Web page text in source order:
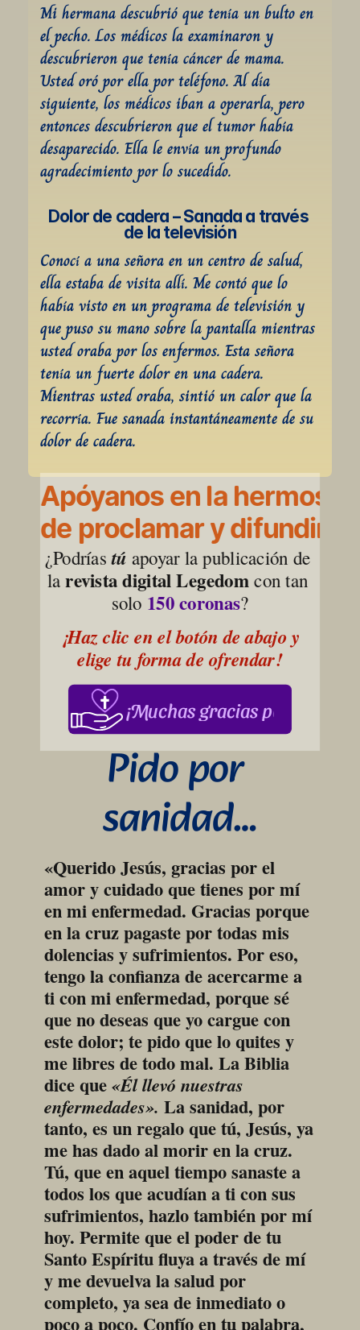
Mi hermana descubrió que tenía un bulto en
el pecho. Los médicos la examinaron y
descubrieron que tenía cáncer de mama.
Usted oró por ella por teléfono. Al día
siguiente, los médicos iban a operarla, pero
entonces descubrieron que el tumor había
desaparecido. Ella le envía un profundo
agradecimiento por lo sucedido.
Dolor de cadera – Sanada a través
de la televisión
Conocí a una señora en un centro de salud,
ella estaba de visita allí. Me contó que lo
había visto en un programa de televisión y
que puso su mano sobre la pantalla mientras
usted oraba por los enfermos. Esta señora
tenía un fuerte dolor en una cadera.
Mientras usted oraba, sintió un calor que la
recorría. Fue sanada instantáneamente de su
dolor de cadera.
Apóyanos en la hermosa
de proclamar y difundir la
¿Podrías tú apoyar la publicación de
la revista digital Legedom con tan
solo 150 coronas?
¡Haz clic en el botón de abajo y
elige tu forma de ofrendar!
¡Muchas gracias por su
Pido por
sanidad…
«Querido Jesús, gracias por el
amor y cuidado que tienes por mí
en mi enfermedad. Gracias porque
en la cruz pagaste por todas mis
dolencias y sufrimientos. Por eso,
tengo la confianza de acercarme a
ti con mi enfermedad, porque sé
que no deseas que yo cargue con
este dolor; te pido que lo quites y
me libres de todo mal. La Biblia
dice que «Él llevó nuestras
enfermedades». La sanidad, por
tanto, es un regalo que tú, Jesús, ya
me has dado al morir en la cruz.
Tú, que en aquel tiempo sanaste a
todos los que acudían a ti con sus
sufrimientos, hazlo también por mí
hoy. Permite que el poder de tu
Santo Espíritu fluya a través de mí
y me devuelva la salud por
completo, ya sea de inmediato o
poco a poco. Confío en tu palabra,